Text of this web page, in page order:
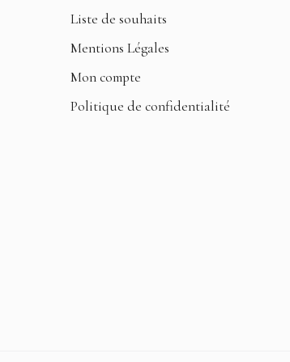
Liste de souhaits
Mentions Légales
Mon compte
Politique de confidentialité